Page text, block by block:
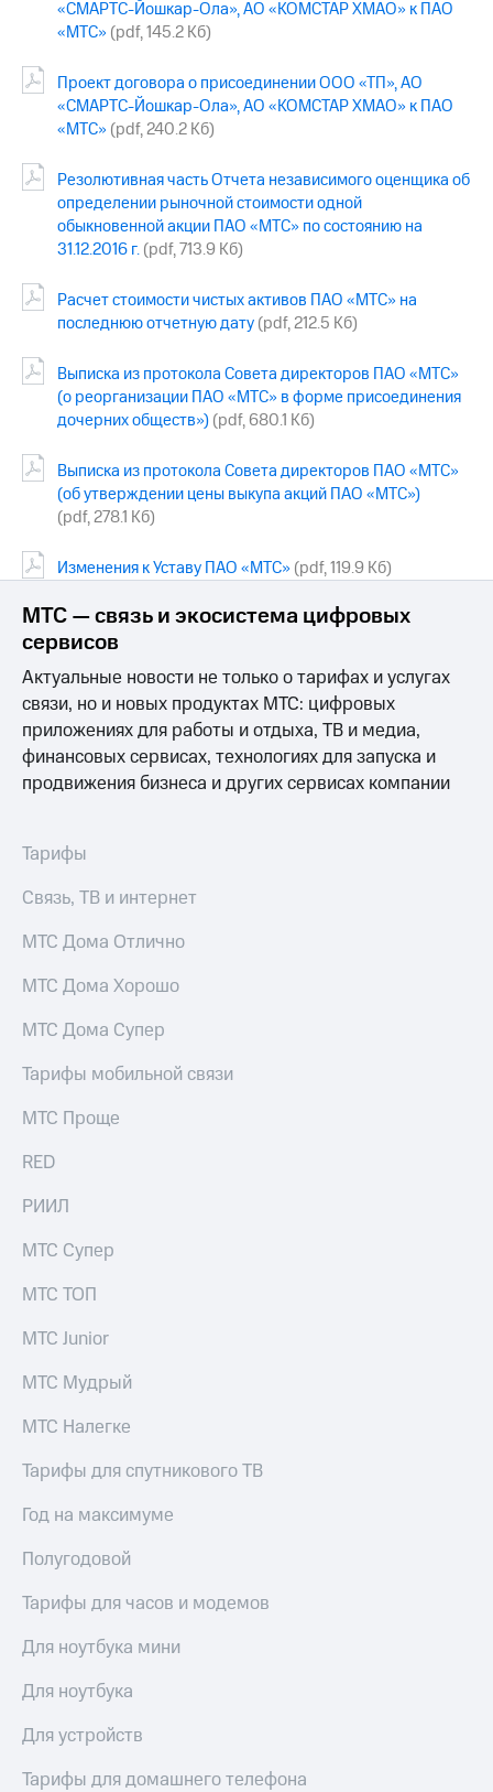
погашении
именных
Другое
Регистратор
Реквизиты
развитие
деловая этика
На главную
«СМАРТС-Йошкар-Ола», АО «КОМСТАР ХМАО» к ПАО
«МТС» (pdf, 145.2 Кб)
Проект договора о присоединении ООО «ТП», АО
«СМАРТС-Йошкар-Ола», АО «КОМСТАР ХМАО» к ПАО
«МТС» (pdf, 240.2 Кб)
Резолютивная часть Отчета независимого оценщика об
определении рыночной стоимости одной
обыкновенной акции ПАО «МТС» по состоянию на
31.12.2016 г.(pdf, 713.9 Кб)
Расчет стоимости чистых активов ПАО «МТС» на
последнюю отчетную дату(pdf, 212.5 Кб)
Выписка из протокола Совета директоров ПАО «МТС»
(о реорганизации ПАО «МТС» в форме присоединения
дочерних обществ»)(pdf, 680.1 Кб)
Выписка из протокола Совета директоров ПАО «МТС»
(об утверждении цены выкупа акций ПАО «МТС»)
(pdf, 278.1 Кб)
Изменения к Уставу ПАО «МТС» (pdf, 119.9 Кб)
МТС — связь и экосистема цифровых
сервисов
Актуальные новости не только о тарифах и услугах
связи, но и новых продуктах МТС: цифровых
приложениях для работы и отдыха, ТВ и медиа,
финансовых сервисах, технологиях для запуска и
продвижения бизнеса и других сервисах компании
Тарифы
Связь, ТВ и интернет
МТС Дома Отлично
МТС Дома Хорошо
МТС Дома Супер
Тарифы мобильной связи
МТС Проще
RED
РИИЛ
МТС Супер
МТС ТОП
МТС Junior
МТС Мудрый
МТС Налегке
Тарифы для спутникового ТВ
Год на максимуме
Полугодовой
Тарифы для часов и модемов
Для ноутбука мини
Для ноутбука
Для устройств
Тарифы для домашнего телефона